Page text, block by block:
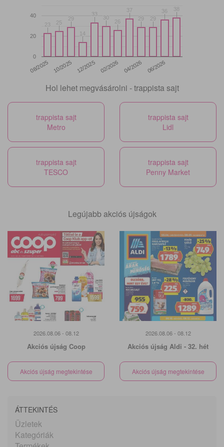
08/2025 10/2025 12/2025 02/2026 04/2026 06/2026
0
20
40
23
23 25
25
29
29
1414
33
33
30
30
26
26
37
37
29
29 29
29
36
36 38
38
Hol lehet megvásárolni - trappista sajt
trappista sajt
Metro
trappista sajt
Lidl
trappista sajt
TESCO
trappista sajt
Penny Market
Legújabb akciós újságok
2026.08.06 - 08.12
Akciós újság Coop
Akciós újság megtekintése
2026.08.06 - 08.12
Akciós újság Aldi - 32. hét
Akciós újság megtekintése
ÁTTEKINTÉS
Üzletek
Kategóriák